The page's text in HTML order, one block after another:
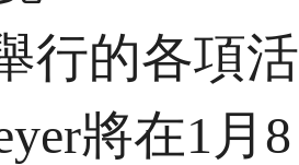
行的各項
將在1月